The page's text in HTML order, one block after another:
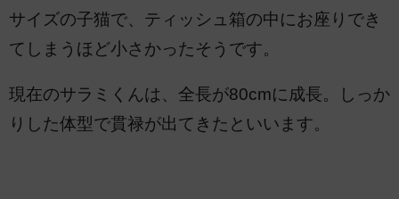
サイズの子猫で、ティッシュ箱の中にお座りでき
てしまうほど小さかったそうです。
現在のサラミくんは、全長が80cmに成長。しっか
りした体型で貫禄が出てきたといいます。